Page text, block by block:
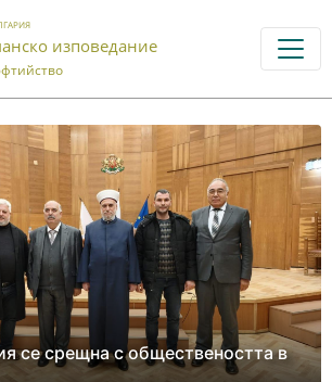
изповедание
се срещна с обществеността в